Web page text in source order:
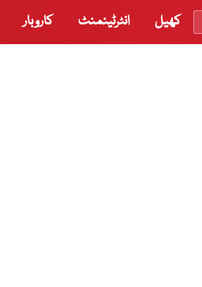
کھیل انٹرٹینمنٹ کاروبار